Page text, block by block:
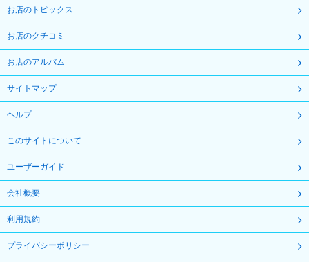
お店のトピックス
お店のクチコミ
お店のアルバム
サイトマップ
ヘルプ
このサイトについて
ユーザーガイド
会社概要
利用規約
プライバシーポリシー